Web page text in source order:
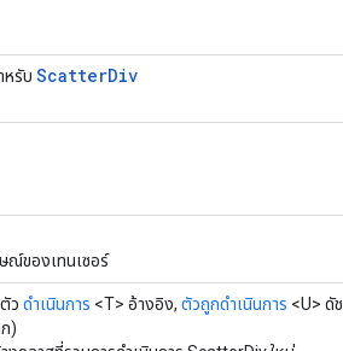
หรับ ScatterDiv
ของเทนเซอร์
ว ดำเนินการ <T> อ้างอิง, ตัวถูกดำเนินการ <U> ดั
)